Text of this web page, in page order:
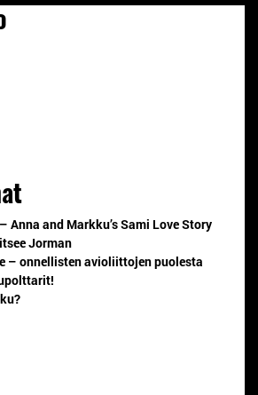
Anna and Markku’s Sami Love Story
Jorman
– onnellisten avioliittojen puolesta